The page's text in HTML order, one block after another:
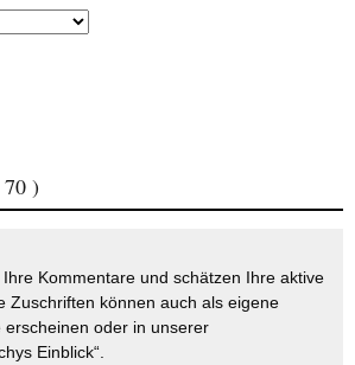
)
Kommentare und schätzen Ihre aktive
Zuschriften können auch als eigene
erscheinen oder in unserer
Einblick“.